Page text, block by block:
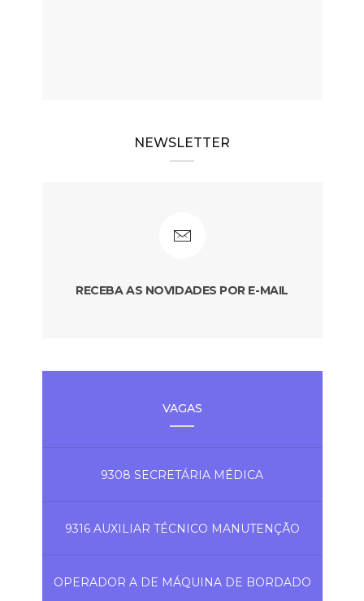
NEWSLETTER
RECEBA AS NOVIDADES POR E-MAIL
VAGAS
9308 SECRETÁRIA MÉDICA
9316 AUXILIAR TÉCNICO MANUTENÇÃO
OPERADOR A DE MÁQUINA DE BORDADO